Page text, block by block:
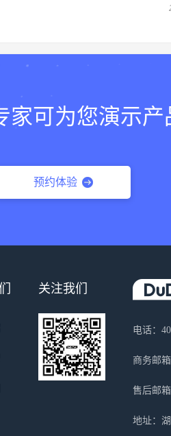
家可为您演示
预约体验
关注我们
电话：
商务邮箱
售后邮箱
地址：